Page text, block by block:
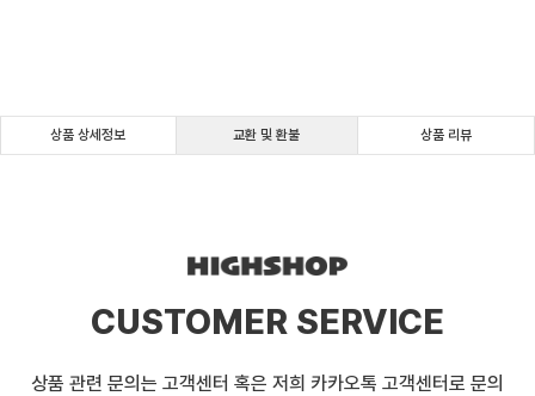
상품 상세정보 교환 및 환불 상품 리뷰
CUSTOMER SERVICE
상품 관련 문의는 고객센터 혹은 저희 카카오톡 고객센터로 문의